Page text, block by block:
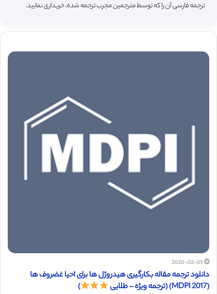
ترجمه فارسی آن را که توسط مترجمین مجرب ترجمه شده، خریداری نمایید.
2020-02-05
دانلود ترجمه مقاله بکارگیری هیدروژل ها برای احیا غضروف ها
(MDPI 2017) (ترجمه ویژه – طلایی
)